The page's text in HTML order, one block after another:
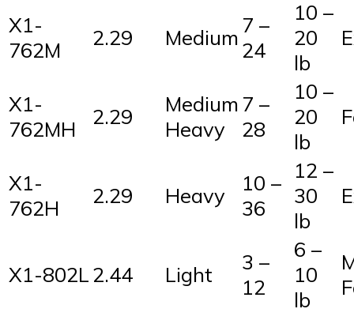
X1-
762M
2.29 Medium 7 –
24
10 –
20
lb
X1-
762MH
2.29
Medium
Heavy
7 –
28
10 –
20
lb
X1-
762H
2.29 Heavy
10 –
36
12 –
30
lb
X1-802L2.44 Light
3 –
12
6 –
10
lb